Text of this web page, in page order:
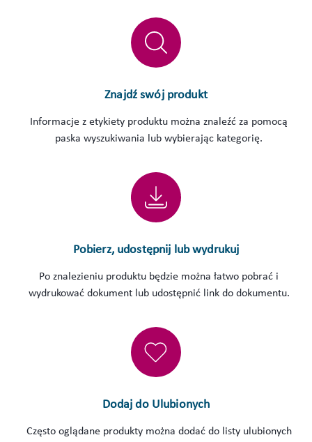
Znajdź swój produkt
Informacje z etykiety produktu można znaleźć za pomocą
paska wyszukiwania lub wybierając kategorię.
Pobierz, udostępnij lub wydrukuj
Po znalezieniu produktu będzie można łatwo pobrać i
wydrukować dokument lub udostępnić link do dokumentu.
Dodaj do Ulubionych
Często oglądane produkty można dodać do listy ulubionych